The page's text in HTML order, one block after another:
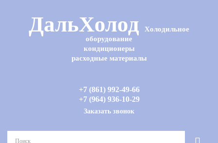
ДальХолод
Холодильное
оборудование
кондиционеры
расходные материалы
+7 (861) 992-49-66
+7 (964) 936-10-29
Заказать звонок